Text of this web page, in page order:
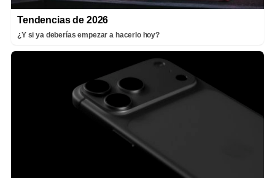
Tendencias de 2026
¿Y si ya deberías empezar a hacerlo hoy?